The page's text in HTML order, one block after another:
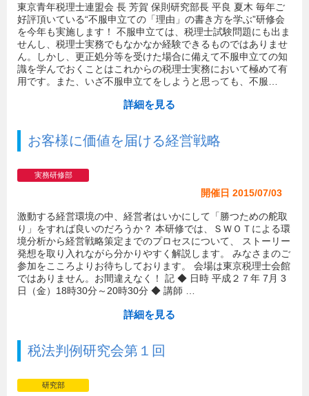
東京青年税理士連盟会 長 芳賀 保則研究部長 平良 夏木 毎年ご
好評頂いている“不服申立ての「理由」の書き方を学ぶ”研修会
を今年も実施します！ 不服申立ては、税理士試験問題にも出ま
せんし、税理士実務でもなかなか経験できるものではありませ
ん。しかし、更正処分等を受けた場合に備えて不服申立ての知
識を学んでおくことはこれからの税理士実務において極めて有
用です。また、いざ不服申立てをしようと思っても、不服…
詳細を見る
お客様に価値を届ける経営戦略
実務研修部
開催日 2015/07/03
激動する経営環境の中、経営者はいかにして「勝つための舵取
り」をすれば良いのだろうか？ 本研修では、ＳＷＯＴによる環
境分析から経営戦略策定までのプロセスについて、 ストーリー
発想を取り入れながら分かりやすく解説します。 みなさまのご
参加をこころよりお待ちしております。 会場は東京税理士会館
ではありません。お間違えなく！ 記 ◆ 日時 平成２７年 7月 3
日（金）18時30分～20時30分 ◆ 講師 …
詳細を見る
税法判例研究会第１回
研究部